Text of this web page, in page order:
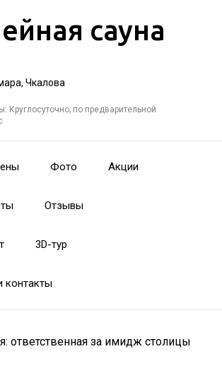
сауна
Чкалова
Круглосуточно; по предварительной
Фото Акции
Отзывы
3D-тур
контакты
ответственная за имидж столицы